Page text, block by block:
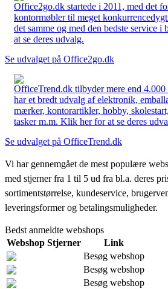
Office2go.dk startede i 2011, med det
kontormøbler til meget
det samme og med den bedste service
at se deres udvalg.
Se udvalget på Office2go.dk
OfficeTrend.dk tilbyder mere end
har et bredt udvalg af elektronik,
mærker, kontorartikler, hobby,
tasker m.m. Klik her for at se deres
Se udvalget på OfficeTrend.dk
Vi har gennemgået de mest populære
med stjerner fra 1 til 5 ud fra bl.a. deres
sortimentstørrelse, kundeservice,
leveringsformer og betalingsmuligheder.
Bedst anmeldte webshops
Webshop Stjerner
Link
Besøg webshop
Besøg webshop
Besøg webshop